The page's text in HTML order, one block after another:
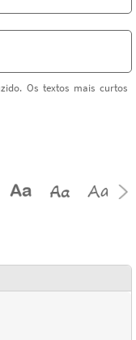
Os textos mais curtos